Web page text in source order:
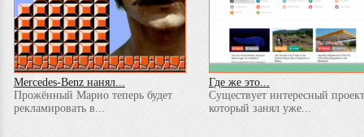
Mercedes-Benz нанял...
Прожённый Марио теперь будет
рекламировать в...
Где же это...
Существует интересный
который занял уже...